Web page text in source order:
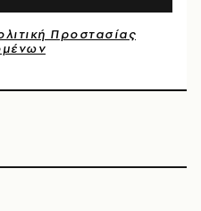
Προστασίας